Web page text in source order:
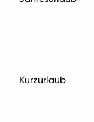
Kurzurlaub